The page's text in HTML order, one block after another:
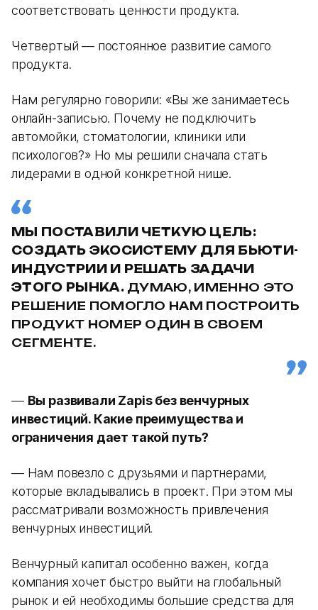
соответствовать ценности продукта.
Четвертый — постоянное развитие самого
продукта.
Нам регулярно говорили: «Вы же занимаетесь
онлайн-записью. Почему не подключить
автомойки, стоматологии, клиники или
психологов?» Но мы решили сначала стать
лидерами в одной конкретной нише.
МЫ ПОСТАВИЛИ ЧЕТКУЮ ЦЕЛЬ:
СОЗДАТЬ ЭКОСИСТЕМУ ДЛЯ БЬЮТИ-
ИНДУСТРИИ И РЕШАТЬ ЗАДАЧИ
ЭТОГО РЫНКА. ДУМАЮ, ИМЕННО ЭТО
РЕШЕНИЕ ПОМОГЛО НАМ ПОСТРОИТЬ
ПРОДУКТ НОМЕР ОДИН В СВОЕМ
СЕГМЕНТЕ.
— Вы развивали Zapis без венчурных
инвестиций. Какие преимущества и
ограничения дает такой путь?
— Нам повезло с друзьями и партнерами,
которые вкладывались в проект. При этом мы
рассматривали возможность привлечения
венчурных инвестиций.
Венчурный капитал особенно важен, когда
компания хочет быстро выйти на глобальный
рынок и ей необходимы большие средства для